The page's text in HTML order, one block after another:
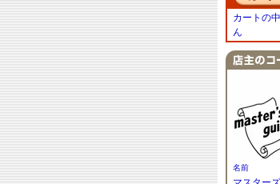
カートの
ん
名前